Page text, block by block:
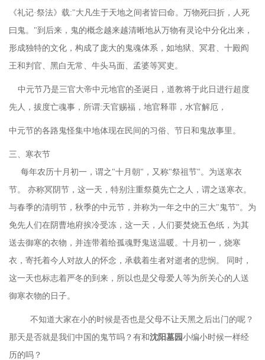
《礼记·祭法》载:"大凡生于天地之间者皆曰命。万物死曰折，人死
曰鬼。"到后来，鬼的概念越来越清晰地从万物有灵论中分化出来，
形成独特的文化，构成了庞大的鬼魂体系，如地狱、冥君、十殿阎
王和判官、黑白无常、牛头马面、孟婆等冥吏。
中元节乃是三官大帝中元地官的圣诞日，道教将于此日进行超度
先人，拔度亡魂事，所谓:天官赐福，地官释罪，水官解厄，
中元节的各路鬼怪集中地体现在民间的习俗、节日和鬼故事里。
三、 寒衣节
每年农历十月初一，谓之"十月朝"，又称"祭祖节"。为送寒衣
节。 亦称冥阴节，这一天，特别注重祭奠先亡之人，谓之送寒衣。
与春季的清明节，秋季的中元节，并称为一年之中的三大"鬼节"。为
免先人们在阴曹地府挨冷受冻，这一天，人们要焚烧五色纸，为其
送去御寒的衣物，并连带着给孤魂野鬼送温暖。十月初一，烧寒
衣，寄托着今人对故人的怀念，承载着生者对逝者的悲悯。 同时，
这一天也标志着严冬的到来，所以也是父母爱人等为所关心的人送
御寒衣物的日子。
不知道大家在小的时候是否也是父母不让天黑之后出门的呢？
那天是否就是我们中国的鬼节吗？有和沈阳墓园小编小时候一样经
历的吗？